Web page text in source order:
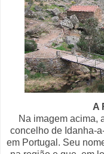
A
Na imagem acima,
concelho de Idanha-
em Portugal. Seu